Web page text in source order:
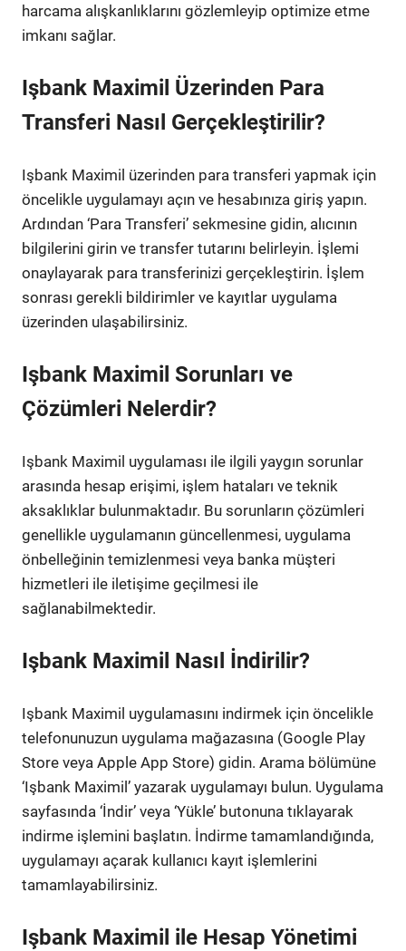
harcama alışkanlıklarını gözlemleyip optimize etme
imkanı sağlar.
Işbank Maximil Üzerinden Para
Transferi Nasıl Gerçekleştirilir?
Işbank Maximil üzerinden para transferi yapmak için
öncelikle uygulamayı açın ve hesabınıza giriş yapın.
Ardından ‘Para Transferi’ sekmesine gidin, alıcının
bilgilerini girin ve transfer tutarını belirleyin. İşlemi
onaylayarak para transferinizi gerçekleştirin. İşlem
sonrası gerekli bildirimler ve kayıtlar uygulama
üzerinden ulaşabilirsiniz.
Işbank Maximil Sorunları ve
Çözümleri Nelerdir?
Işbank Maximil uygulaması ile ilgili yaygın sorunlar
arasında hesap erişimi, işlem hataları ve teknik
aksaklıklar bulunmaktadır. Bu sorunların çözümleri
genellikle uygulamanın güncellenmesi, uygulama
önbelleğinin temizlenmesi veya banka müşteri
hizmetleri ile iletişime geçilmesi ile
sağlanabilmektedir.
Işbank Maximil Nasıl İndirilir?
Işbank Maximil uygulamasını indirmek için öncelikle
telefonunuzun uygulama mağazasına (Google Play
Store veya Apple App Store) gidin. Arama bölümüne
‘Işbank Maximil’ yazarak uygulamayı bulun. Uygulama
sayfasında ‘İndir’ veya ‘Yükle’ butonuna tıklayarak
indirme işlemini başlatın. İndirme tamamlandığında,
uygulamayı açarak kullanıcı kayıt işlemlerini
tamamlayabilirsiniz.
Işbank Maximil ile Hesap Yönetimi